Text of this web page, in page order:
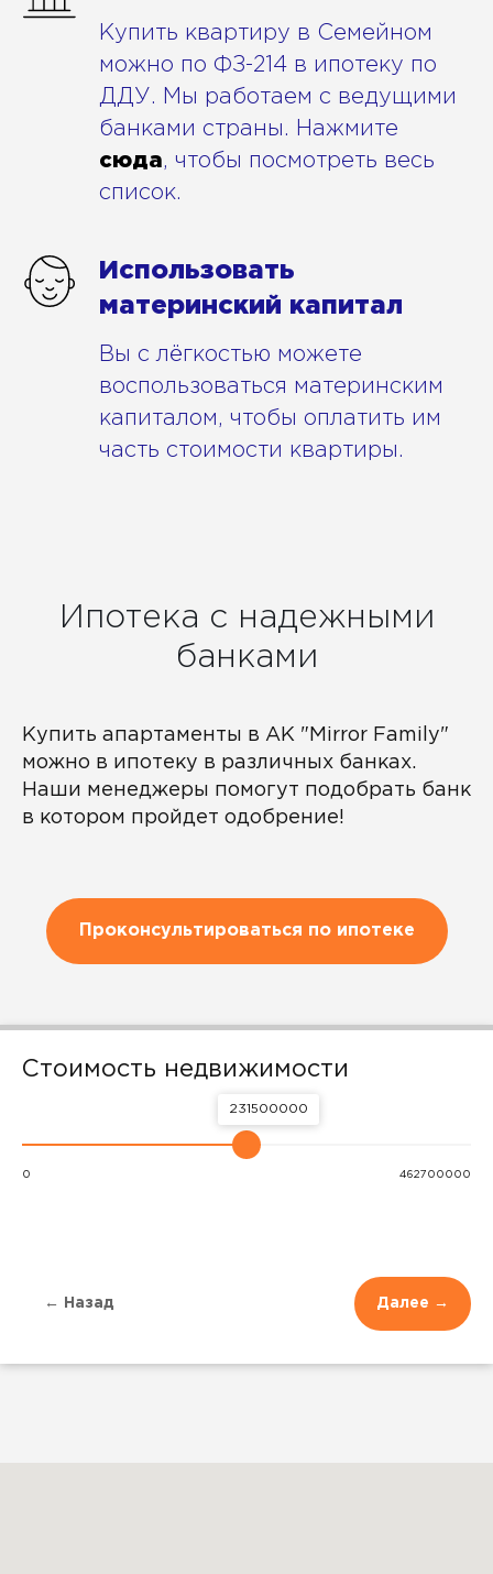
Купить квартиру в Семейном
можно по ФЗ-214 в ипотеку по
ДДУ. Мы работаем с ведущими
банками страны. Нажмите
сюда, чтобы посмотреть весь
список.
Использовать
материнский капитал
Вы с лёгкостью можете
воспользоваться материнским
капиталом, чтобы оплатить им
часть стоимости квартиры.
Ипотека с надежными
банками
Купить апартаменты в АК "Mirror Family"
можно в ипотеку в различных банках.
Наши менеджеры помогут подобрать банк
в котором пройдет одобрение!
Проконсультироваться по ипотеке
Стоимость недвижимости
231500000
0 462700000
← Назад Далее →